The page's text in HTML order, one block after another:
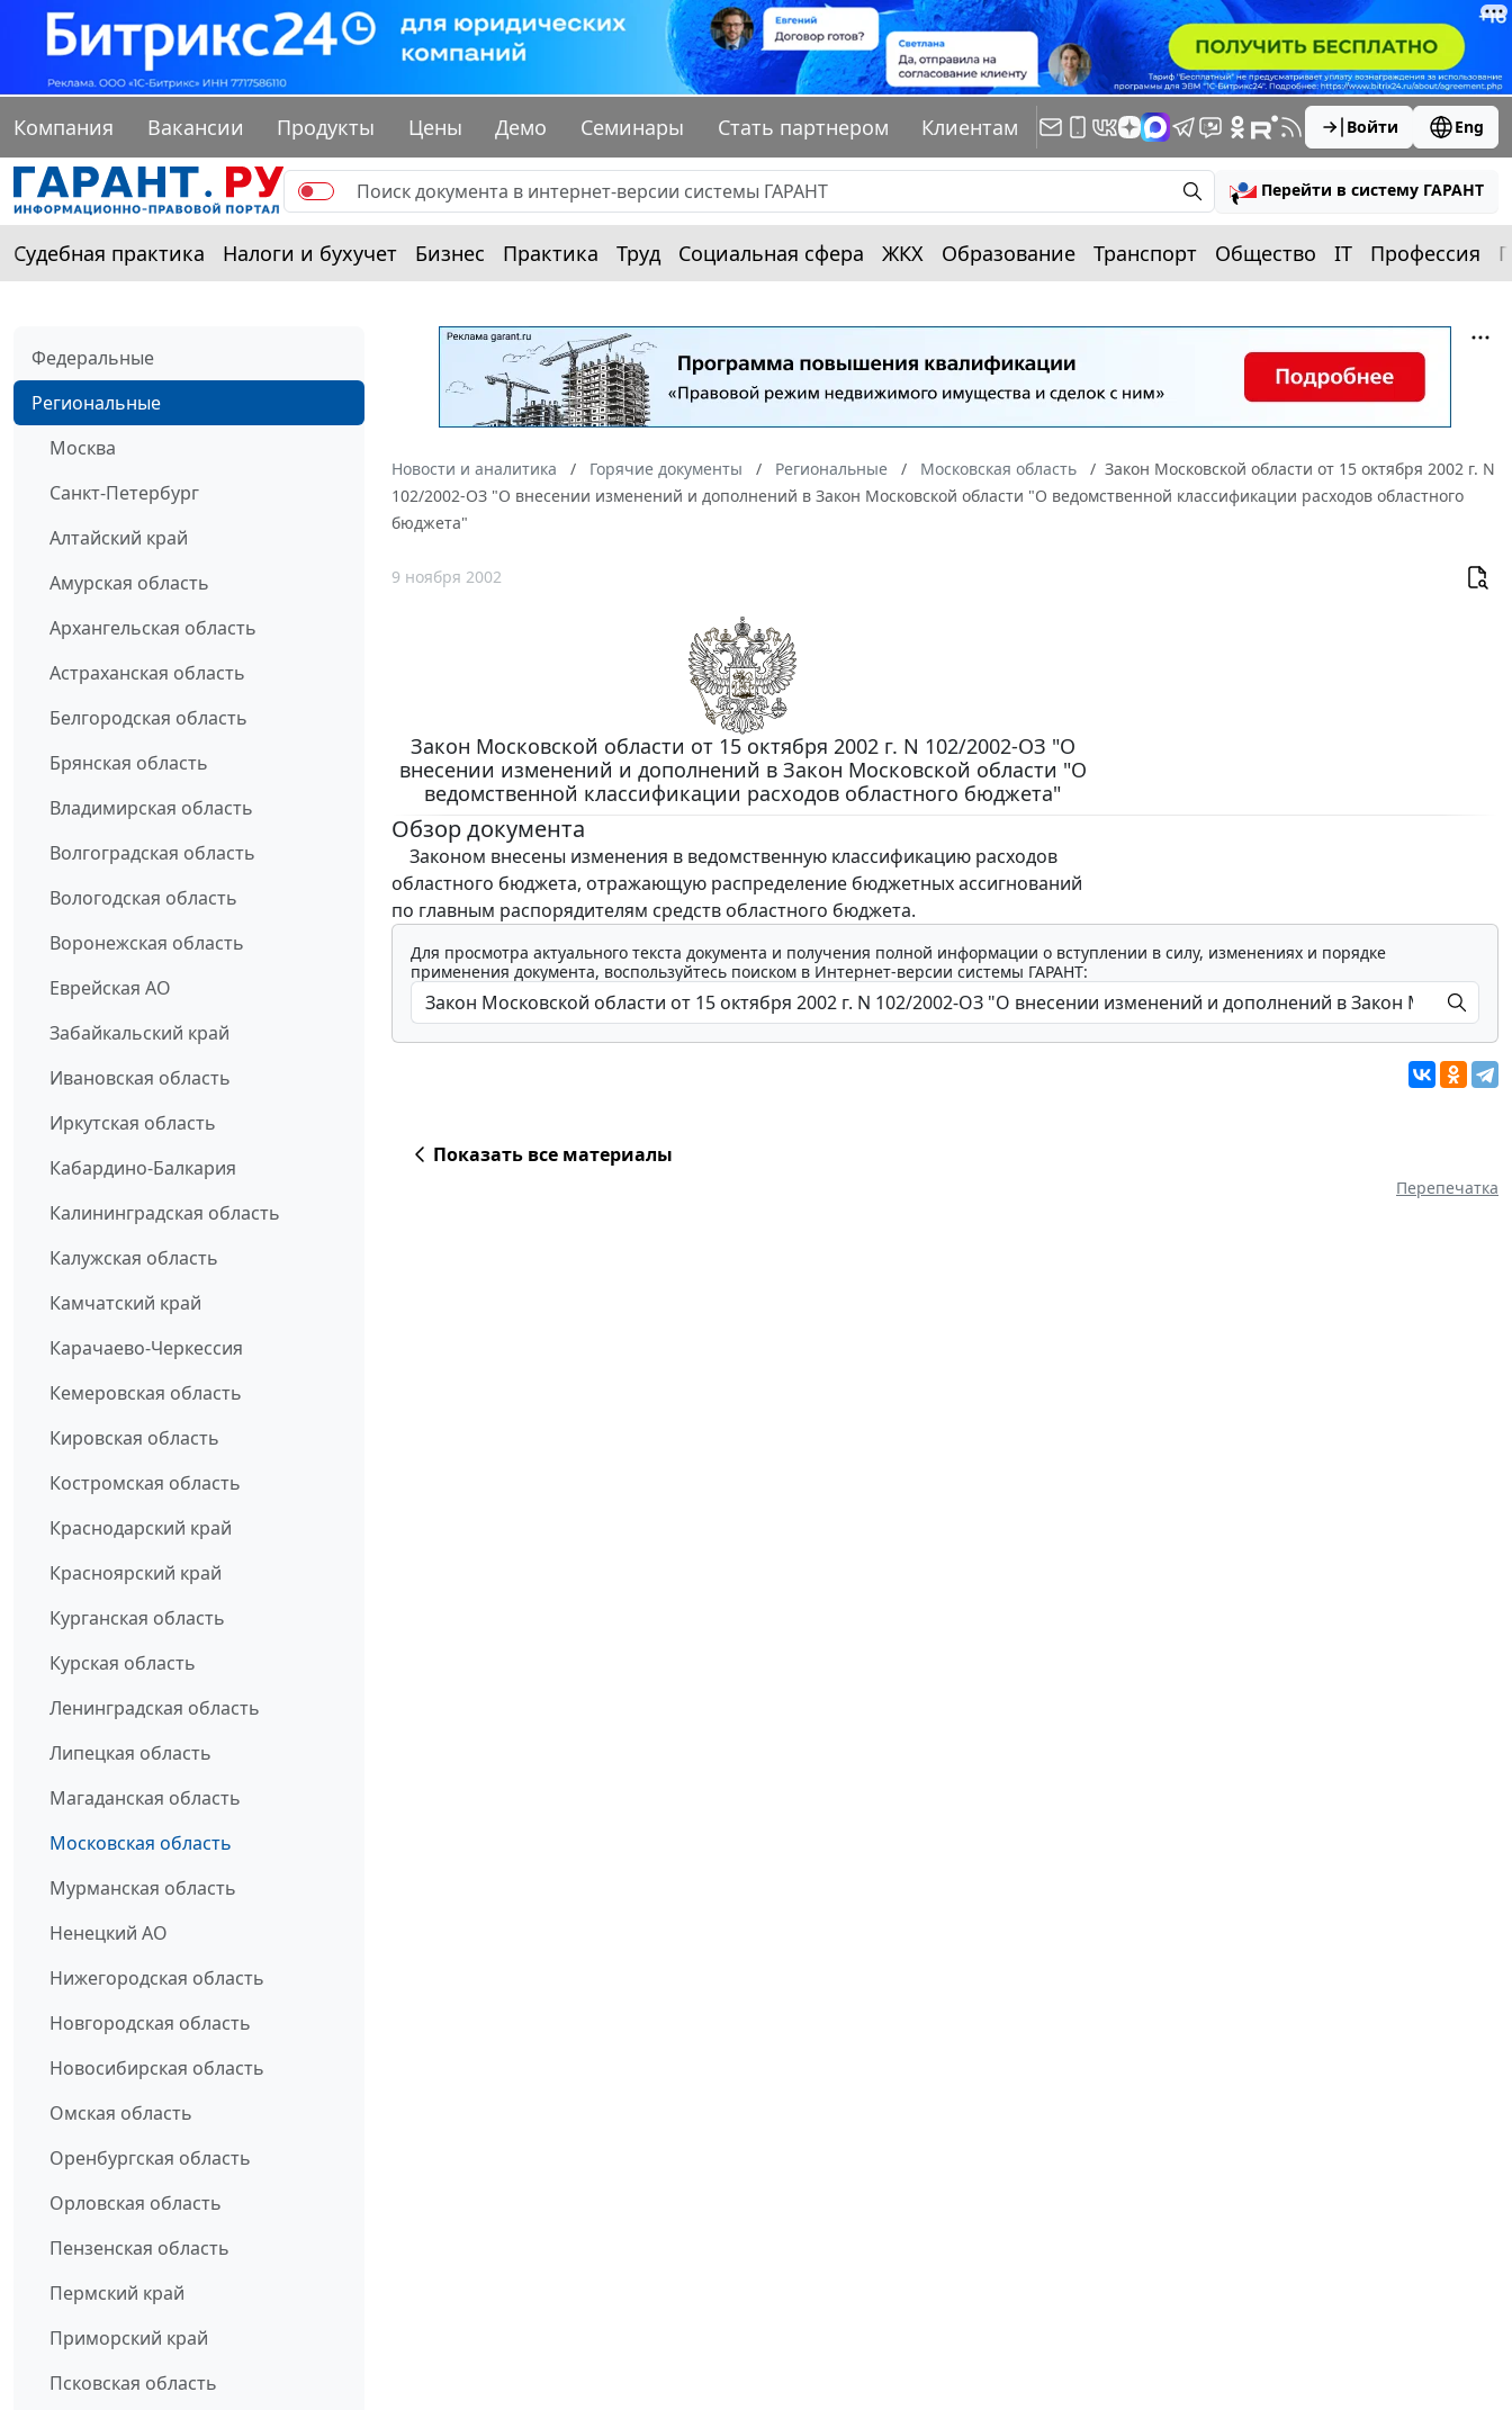
Компания Вакансии Продукты Цены Демо Семинары Стать партнером Клиентам Войти Eng
Перейти в систему ГАРАНТ
Судебная практика Налоги и бухучет Бизнес Практика Труд Социальная сфера ЖКХ Образование Транспорт Общество IT Профессия
Федеральные
Региональные
Москва
Санкт-Петербург
Алтайский край
Амурская область
Архангельская область
Астраханская область
Белгородская область
Брянская область
Владимирская область
Волгоградская область
Вологодская область
Воронежская область
Еврейская АО
Забайкальский край
Ивановская область
Иркутская область
Кабардино-Балкария
Калининградская область
Калужская область
Камчатский край
Карачаево-Черкессия
Кемеровская область
Кировская область
Костромская область
Краснодарский край
Красноярский край
Курганская область
Курская область
Ленинградская область
Липецкая область
Магаданская область
Московская область
Мурманская область
Ненецкий АО
Нижегородская область
Новгородская область
Новосибирская область
Омская область
Оренбургская область
Орловская область
Пензенская область
Пермский край
Приморский край
Псковская область
Новости и аналитика Горячие документы Региональные Московская область
Закон Московской области от 15 октября 2002 г. N
102/2002-ОЗ "О внесении изменений и дополнений в Закон Московской области "О ведомственной классификации расходов областного
бюджета"
9 ноября 2002
Закон Московской области от 15 октября 2002 г. N 102/2002-ОЗ "О
внесении изменений и дополнений в Закон Московской области "О
ведомственной классификации расходов областного бюджета"
Обзор документа
Законом внесены изменения в ведомственную классификацию расходов
областного бюджета, отражающую распределение бюджетных ассигнований
по главным распорядителям средств областного бюджета.
Для просмотра актуального текста документа и получения полной информации о вступлении в силу, изменениях и порядке
применения документа, воспользуйтесь поиском в Интернет-версии системы ГАРАНТ:
Показать все материалы
Перепечатка